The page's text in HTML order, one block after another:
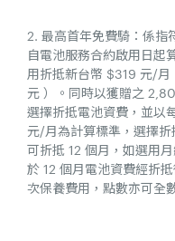
2. 最高首年免費騎：係指
自電池服務合約啟用日起
用折抵新台幣 $319 元/
元 ）。同時以獲贈之
選擇折抵電池資費，並以
元/月為計算標準，選擇
可折抵 12 個月，如選用
於 12 個月電池資費經折
次保養費用，點數亦可全